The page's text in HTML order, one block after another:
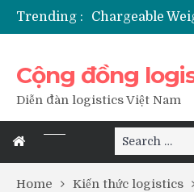
Trending :
Cộng đồng
Diễn đàn logistics Việt Nam
Search
for:
Home
Kiến thức logistics